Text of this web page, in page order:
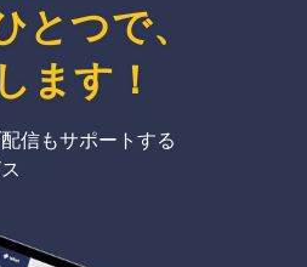
とつで、
します ！
信もサポートする